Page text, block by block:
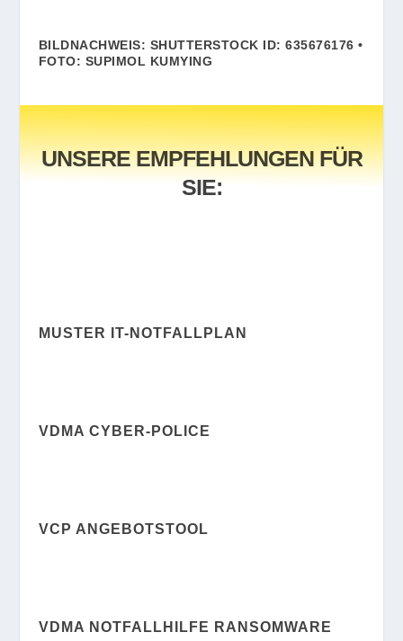
BILDNACHWEIS: SHUTTERSTOCK ID: 635676176 •
FOTO: SUPIMOL KUMYING
UNSERE EMPFEHLUNGEN FÜR
SIE:
MUSTER IT-NOTFALLPLAN
VDMA CYBER-POLICE
VCP ANGEBOTSTOOL
VDMA NOTFALLHILFE RANSOMWARE